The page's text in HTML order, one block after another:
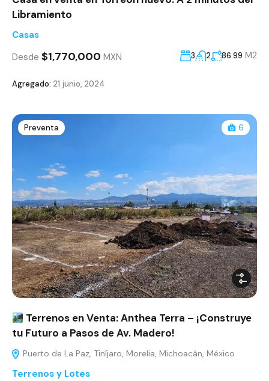
Libramiento
Casas
Desde $1,770,000 MXN 3 2 86.99 M2
Agregado: 21 junio, 2024
Preventa 6
Terrenos en Venta: Anthea Terra – ¡Construye
tu Futuro a Pasos de Av. Madero!
Puerto de La Paz, Tiníjaro, Morelia, Michoacán, México
Terrenos y Lotes